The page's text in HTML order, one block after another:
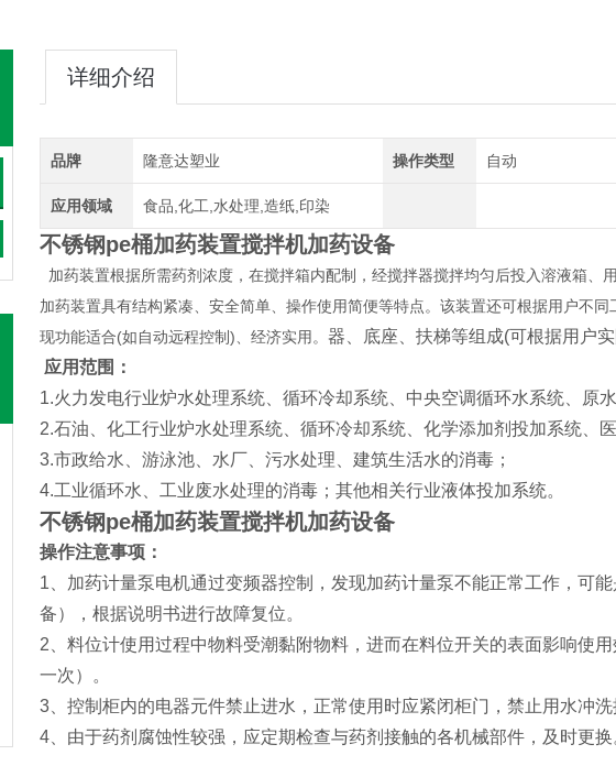
详细介绍
品牌 隆意达塑业 操作类型 自动
应用领域 食品,化工,水处理,造纸,印染
不锈钢pe桶加药装置搅拌机加药设备
加药装置根据所需药剂浓度，在搅拌箱内配制，经搅拌器搅拌均匀后投入溶液箱、
加药装置具有结构紧凑、安全简单、操作使用简便等特点。该装置还可根据用户不
现功能适合(如自动远程控制) 、经济实用。 器、底座、扶梯等组成(可根据用户
应用范围：
1.火力发电行业炉水处理系统、循环冷却系统、中央空调循环水系统、原
2.石油、化工行业炉水处理系统、循环冷却系统、化学添加剂投加系统、
3.市政给水、游泳池、水厂、污水处理、建筑生活水的消毒；
4.工业循环水、工业废水处理的消毒；其他相关行业液体投加系统。
不锈钢pe桶加药装置搅拌机加药设备
操作注意事项：
1、加药计量泵电机通过变频器控制，发现加药计量泵不能正常工作，可
备），根据说明书进行故障复位。
2、料位计使用过程中物料受潮黏附物料，进而在料位开关的表面影响使
一次）。
3、控制柜内的电器元件禁止进水，正常使用时应紧闭柜门，禁止用水冲
4、由于药剂腐蚀性较强，应定期检查与药剂接触的各机械部件，及时更换